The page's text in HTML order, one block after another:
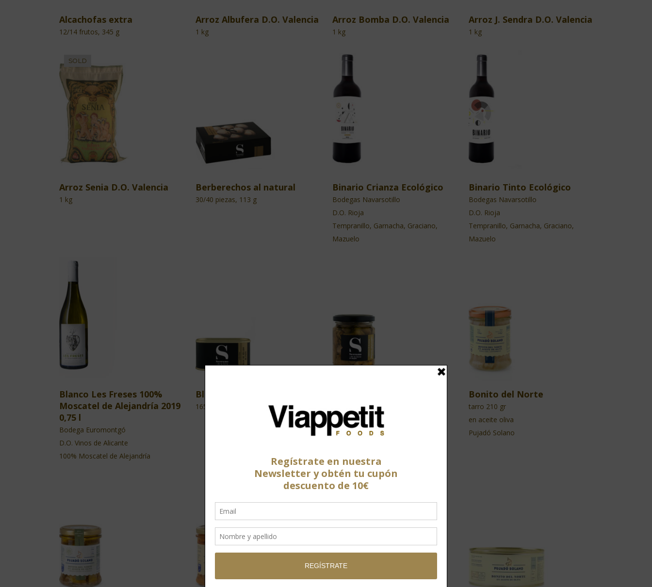
Alcachofas extra
12/14 frutos, 345 g
Arroz Albufera D.O. Valencia
1 kg
Arroz Bomba D.O. Valencia
1 kg
Arroz J. Sendra D.O. Valencia
1 kg
Arroz Senia D.O. Valencia
1 kg
Berberechos al natural
30/40 piezas, 113 g
Binario Crianza Ecológico
Bodegas Navarsotillo
D.O. Rioja
Tempranillo, Garnacha, Graciano,
Mazuelo
Binario Tinto Ecológico
Bodegas Navarsotillo
D.O. Rioja
Tempranillo, Garnacha, Graciano,
Mazuelo
Blanco Les Freses 100%
Moscatel de Alejandría 2019
0,75 l
Bodega Euromontgó
D.O. Vinos de Alicante
100% Moscatel de Alejandría
Bloc de Foie Gras
165 g
Bonito del Norte
tarro 210 gr
en aceite oliva
Pujadó Solano